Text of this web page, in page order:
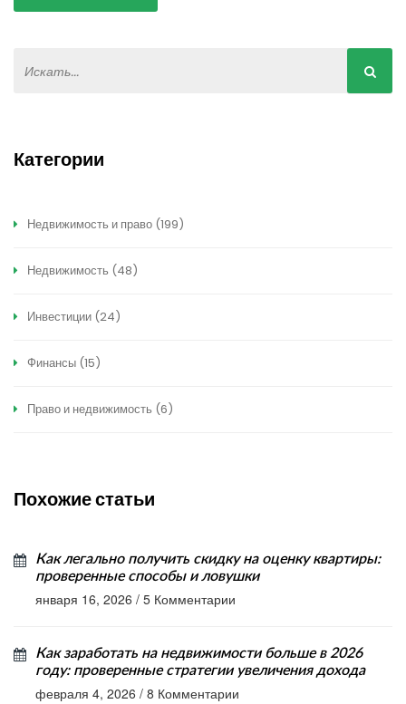
Категории
Недвижимость и право (199)
Недвижимость (48)
Инвестиции (24)
Финансы (15)
Право и недвижимость (6)
Похожие статьи
Как легально получить скидку на оценку квартиры:
проверенные способы и ловушки
января 16, 2026 / 5 Комментарии
Как заработать на недвижимости больше в 2026
году: проверенные стратегии увеличения дохода
февраля 4, 2026 / 8 Комментарии